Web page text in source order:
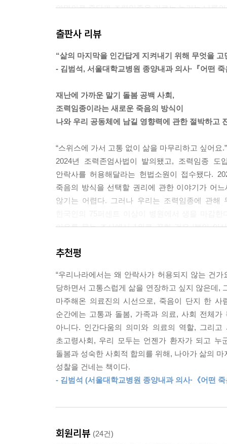
연명의료 중단과 조력임종을 가르는 논리는 나름
--- p.37
한국 사회에서 질병은 ‘싸워서 이겨야 할 대상’으
에게는 끝까지 살려야 한다는 도덕적 부담이, 의
분히 조절되지 못한 채 임종에 이르는 일이 한국
--- p.46
분명한 성인이라 하더라도, 임종 과정에 해당하
고 결정하기가 법적으로 어렵다.
--- p.52
치료거부권 보장이 중요한 또 하나의 이유는, 조
--- p.55
충분한 의료와 돌봄 인프라가 갖춰지지 않은 상태
상대적으로 더 쉽게 이 선택으로 내몰릴 수 있다.
고령에 사회적으로 고립된 사람은 특히 이러한
사조력임종 제도는, 취약한 사람을 보호해야 할 사
--- p.63
완화의료와 의사조력임종이 조화롭게 공존하려
동시에 어떤 고통에 처한 사람의 삶은 끝나도록
죽음의 자기결정권을 긍정한다고 해서 그것이 곧
출판사 리뷰
“삶의 마지막을 인간답게 지켜내기 위해 무엇을
- 김범석, 서울대학교병원 종양내과 의사·『어떤
재난에 가까운 말기 돌봄 공백 사회,
조력임종이라는 새로운 죽음의 방식이
나와 우리 공동체에 남길 영향력에 관한 절박하고
“스위스에 가서 고통 없이 삶을 마무리하고 싶어요.”
2024년 조력존엄사법이 발의됐고, 조력임종
안락사를 허용해달라는 헌법소원이 접수됐다.
죽음의 방식을 선택할 권리에 관한 이야기가 어
않기는 어렵다. 그러나 우리는 조력임종에 관
이유를 묻는 조사에서 1위로 꼽힌 것은 ‘본인 의
마무리하고 싶다’는 말은 단순히 죽음을 스스로
이 책은 그 절망에 응답하고자 하는 절박한 문
동국대학교 의과대학 일산병원 신장내과 전문
오랫동안 마주해온 세 사람이 힘을 모아, 조력임
환상』에 담았다. 이 책의 특별한 점은 찬성과 반
보인다는 데 있다. 책은 인간의 ‘생명’은 하늘
찬성한다는 차원을 넘어, 조력임종이라는 새로운
용어의 의미부터 찬반 쟁점, 해외 사례와 한국의 현
‘안락사’, ‘존엄사’, ‘조력자살’, ‘의사조력임종’
추천평
“우리나라에서는 왜 안락사가 허용되지 않는 건
당하면서 고통스럽게 삶을 연장하고 싶지 않은데,
마주해온 의료진의 시선으로, 죽음이 단지 한
순간에는 고통과 돌봄, 가족과 의료, 사회 전체가
아니다. 인간다움의 의미와 의료의 역할, 그리
초고령사회, 우리 모두는 언젠가 환자가 되고
돌봄과 성숙한 사회적 합의를 위해, 나아가 삶의
성찰을 건네는 책이다.
- 김범석 (서울대학교병원 종양내과 의사·《어떤
회원리뷰 (24건)